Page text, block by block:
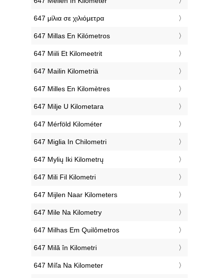
‎647 μίλια σε χιλιόμετρα
‎647 Millas En Kilómetros
‎647 Miili Et Kilomeetrit
‎647 Mailin Kilometriä
‎647 Milles En Kilomètres
‎647 Milje U Kilometara
‎647 Mérföld Kilométer
‎647 Miglia In Chilometri
‎647 Mylių Iki Kilometrų
‎647 Mili Fil Kilometri
‎647 Mijlen Naar Kilometers
‎647 Mile Na Kilometry
‎647 Milhas Em Quilômetros
‎647 Milă în Kilometri
‎647 Míľa Na Kilometer